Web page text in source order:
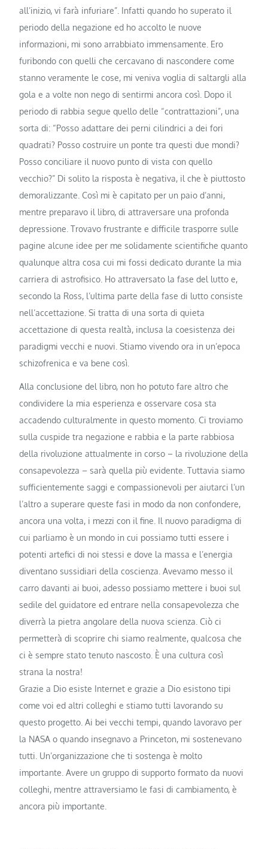
all’inizio, vi farà infuriare”. Infatti quando ho superato il
periodo della negazione ed ho accolto le nuove
informazioni, mi sono arrabbiato immensamente. Ero
furibondo con quelli che cercavano di nascondere come
stanno veramente le cose, mi veniva voglia di saltargli alla
gola e a volte non nego di sentirmi ancora così. Dopo il
periodo di rabbia segue quello delle “contrattazioni”, una
sorta di: “Posso adattare dei perni cilindrici a dei fori
quadrati? Posso costruire un ponte tra questi due mondi?
Posso conciliare il nuovo punto di vista con quello
vecchio?” Di solito la risposta è negativa, il che è piuttosto
demoralizzante. Così mi è capitato per un paio d’anni,
mentre preparavo il libro, di attraversare una profonda
depressione. Trovavo frustrante e difficile trasporre sulle
pagine alcune idee per me solidamente scientifiche quanto
qualunque altra cosa cui mi fossi dedicato durante la mia
carriera di astrofisico. Ho attraversato la fase del lutto e,
secondo la Ross, l’ultima parte della fase di lutto consiste
nell’accettazione. Si tratta di una sorta di quieta
accettazione di questa realtà, inclusa la coesistenza dei
paradigmi vecchi e nuovi. Stiamo vivendo ora in un’epoca
schizofrenica e va bene così.
Alla conclusione del libro, non ho potuto fare altro che
condividere la mia esperienza e osservare cosa sta
accadendo culturalmente in questo momento. Ci troviamo
sulla cuspide tra negazione e rabbia e la parte rabbiosa
della rivoluzione attualmente in corso – la rivoluzione della
consapevolezza – sarà quella più evidente. Tuttavia siamo
sufficientemente saggi e compassionevoli per aiutarci l’un
l’altro a superare queste fasi in modo da non confondere,
ancora una volta, i mezzi con il fine. Il nuovo paradigma di
cui parliamo è un mondo in cui possiamo tutti essere i
potenti artefici di noi stessi e dove la massa e l’energia
diventano sussidiari della coscienza. Avevamo messo il
carro davanti ai buoi, adesso possiamo mettere i buoi sul
sedile del guidatore ed entrare nella consapevolezza che
diverrà la pietra angolare della nuova scienza. Ciò ci
permetterà di scoprire chi siamo realmente, qualcosa che
ci è sempre stato tenuto nascosto. È una cultura così
strana la nostra!
Grazie a Dio esiste Internet e grazie a Dio esistono tipi
come voi ed altri colleghi e stiamo tutti lavorando su
questo progetto. Ai bei vecchi tempi, quando lavoravo per
la NASA o quando insegnavo a Princeton, mi sostenevano
tutti. Un’organizzazione che ti sostenga è molto
importante. Avere un gruppo di supporto formato da nuovi
colleghi, mentre attraversiamo le fasi di cambiamento, è
ancora più importante.